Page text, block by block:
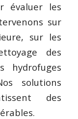
évaluer les
sur
sur les
des
hydrofuges
solutions
des